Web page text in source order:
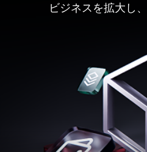
ビジネスを拡大し